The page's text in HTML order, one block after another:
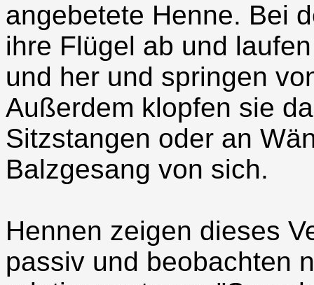
angebetete Henne. Bei
ihre Flügel ab und
und her und springen
Außerdem klopfen sie
Sitzstangen oder an
Balzgesang von sich.
Hennen zeigen dieses
passiv und beobachten